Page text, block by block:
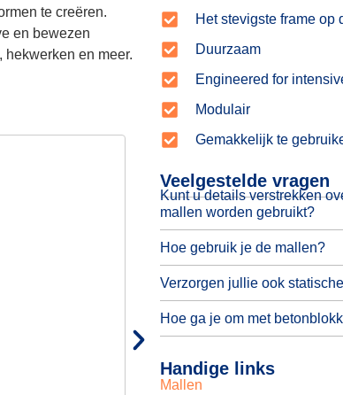
te creëren.
en bewezen
en meer.
Het stevigste frame op
Duurzaam
Engineered for
Modulair
Gemakkelijk te
Veelgestelde vragen
Kunt u details verstrekken
mallen worden gebruikt?
Hoe gebruik je de mallen?
Verzorgen jullie ook
Hoe ga je om met
Handige links
Mallen